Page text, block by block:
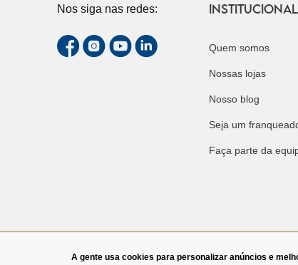
Nos siga nas redes: INSTITUCIONAL
Quem somos
Nossas lojas
Nosso blog
Seja um
Faça parte da
13.710.737/0005-73 Rua Padre João Manuel, 808, 1° andar. São
A gente usa cookies para personalizar anúncios e